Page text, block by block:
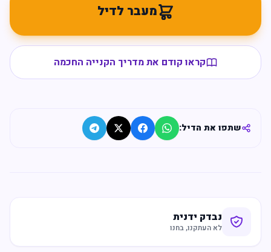
מעבר לדיל
קראו קודם את מדריך הקנייה החכמה
שתפו את הדיל:
נבדק ידנית
לא העתקנו, בחנו